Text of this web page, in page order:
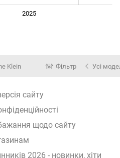
2025
Klein Фільтр Усі
сайту
щодо сайту
2026 - новинки, хіти